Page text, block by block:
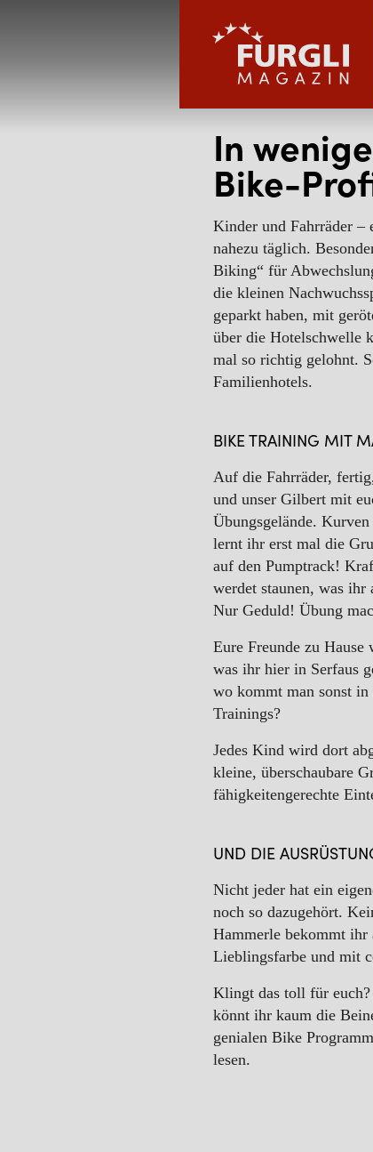
FURGLI
KINDER
SOMMER
WINTER
Kids
In
Bike-
Kinder und Fahrräder –
nahezu täglich.
Biking“ für
die kleinen
geparkt haben, mit
über die Hotelschwelle
mal so richtig gelohnt.
Familienhotels.
BIKE TRAINING MIT
Auf die Fahrräder,
und unser Gilbert mit
Übungsgelände.
lernt ihr erst mal die
auf den Pumptrack!
werdet staunen, was ihr
Nur Geduld! Übung
Eure Freunde zu
was ihr hier in Serfaus
wo kommt man sonst in
Trainings?
Jedes Kind wird dort
kleine, überschaubare
fähigkeitengerechte
UND DIE
Nicht jeder hat ein
noch so dazugehört.
Hammerle bekommt ihr
Lieblingsfarbe und mit
Klingt das toll für
könnt ihr kaum die
genialen Bike
lesen.